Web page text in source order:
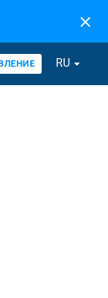
close
RU arrow_drop_down